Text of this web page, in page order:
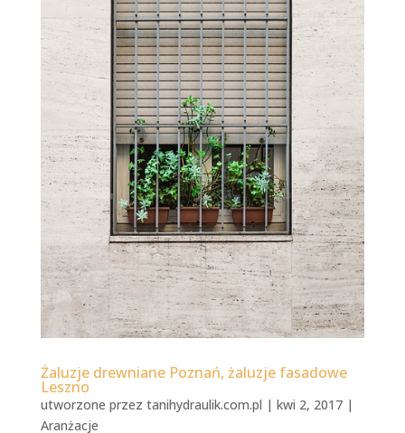
Żaluzje drewniane Poznań, żaluzje fasadowe
Leszno
utworzone przez tanihydraulik.com.pl | kwi 2, 2017|
Aranżacje